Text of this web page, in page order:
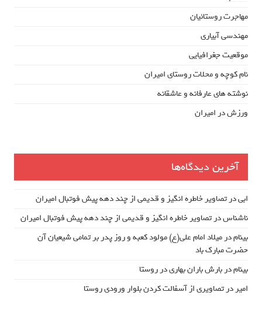
مهاجرت روستائیان
مهندسی آبیاری
موقعیت جغرافیایی
نام کوچه و محلات روستای امیران
نوشته های عارفانه و عاشقانه
ورزش در امیران
آخرین دیدگاه‌ها
ابیدرتصاویر خاطره انگیز و قدیمی از چند دهه پیش فوتبال امیران
ناشناسدرتصاویر خاطره انگیز و قدیمی از چند دهه پیش فوتبال امیران
بینامدرمیلاد امام علی(ع) مولود کعبه و روز پدر بر تمامی شیعیان آن
حضرت مبارک باد
بینامدربارش باران بهاری در روستا
امیردرتصاویری از آسفالت کردن بلوار ورودی روستا